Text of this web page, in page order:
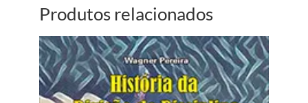
Produtos relacionados